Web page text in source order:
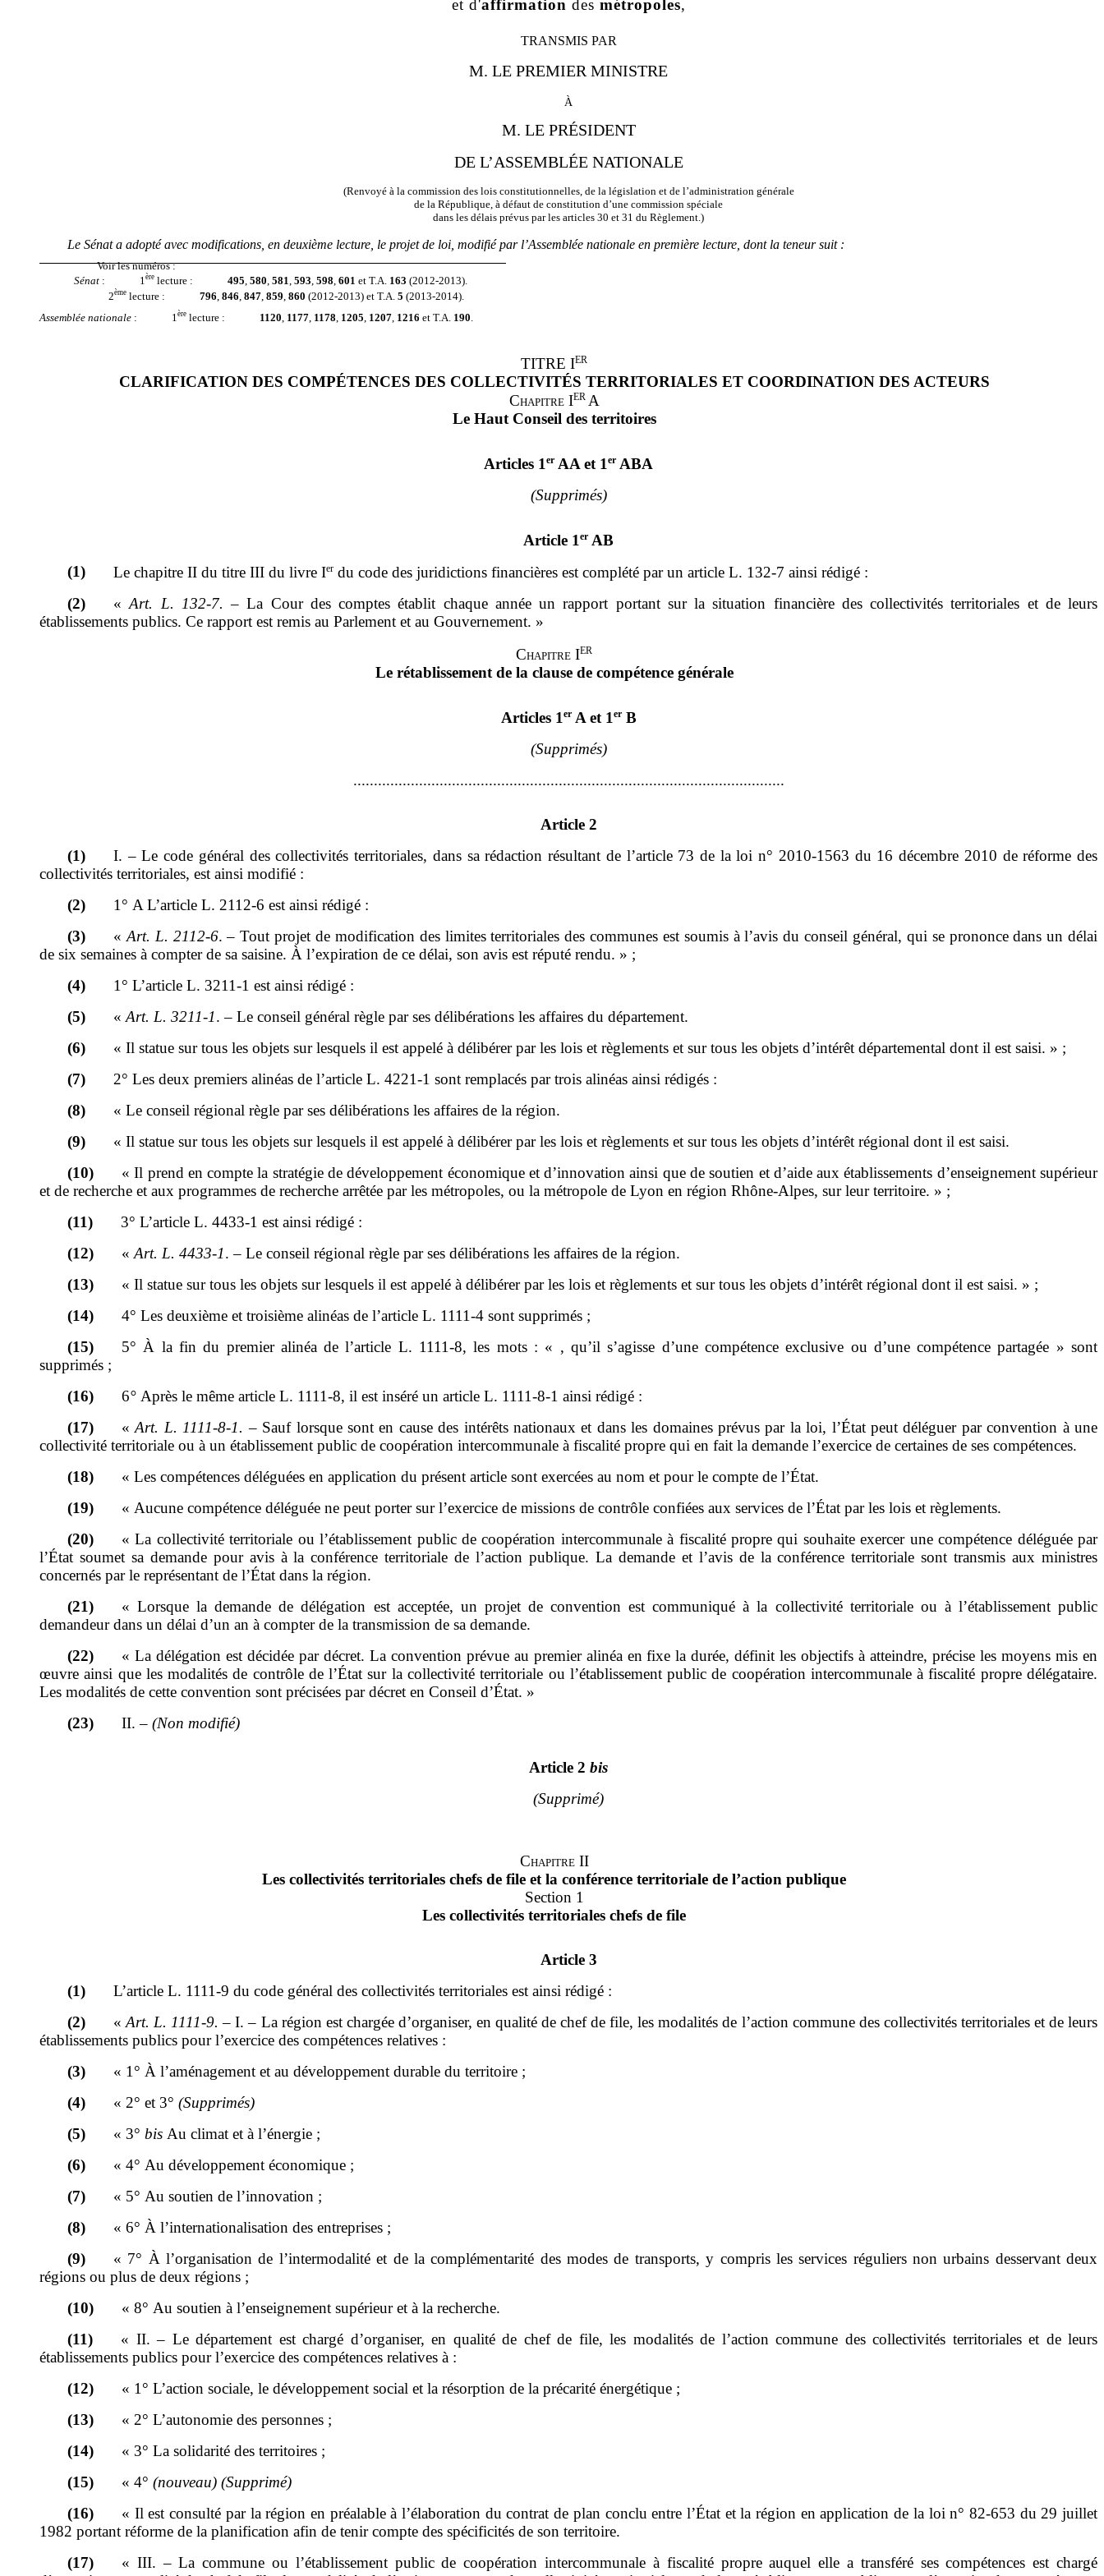
et d'affirmation des métropoles,
TRANSMIS PAR
M. LE PREMIER MINISTRE
à
M. LE PRÉSIDENT
DE L’ASSEMBLÉE NATIONALE
(Renvoyé à la commission des lois constitutionnelles, de la législation et de l’administration générale
de la République, à défaut de constitution d’une commission spéciale
dans les délais prévus par les articles 30 et 31 du Règlement.)
Le Sénat a adopté avec modifications , en deuxième lecture, le projetde loi modifiépar l’Assemblée nationale en première lecture, dont la teneur suit :
Voir les numéros :
Sénat : 1ère lecture : 495, 580, 581, 593, 598, 601 et T.A. 163 (2012-2013).
2ème lecture : 796 846 847 859 860 (2012-2013) et T.A. 5 (201 3-201 4).
Assemblée nationale : 1ère lecture : 1120, 1177, 1178, 1205, 1207, 1216 et T.A. 190.
TITRE IER
CLARIFICATION DES COMPÉTENCES DES COLLECTIVITÉS TERRITORIALES ET COORDINATION DES ACTEURS
Chapitre IER A
Le Haut Conseil des territoires
Articles 1 er AA et 1 er ABA
(Supprimés)
Article 1 er AB
(1)
Le chapitre II du titre III du livre Ier du code des juridictions financières est complété par un article L. 132-7 ainsi rédigé :
(2)
« Art. L. 132-7. – La Cour des comptes établit chaque année un rapport portant sur la situation financière des collectivités territoriales et de leurs
établissements publics. Ce rapport est remis au Parlement et au Gouvernement. »
Chapitre IER
Le rétablissement de la clause de compétence générale
Articles 1 erA et 1 erB
(Supprimés)
.........................................................................................................
Article 2
(1)
I. – Le code général des collectivités territoriales, dans sa rédaction résultant de l’article 73 de la loi n° 2010-1563 du 16 décembre 2010 de réforme des
collectivités territoriales, est ainsi modifié :
(2)
1° A L’article L. 2112-6 est ainsi rédigé :
(3)
« Art. L. 2112-6. – Tout projet de modification des limites territoriales des communes est soumis à l’avis du conseil général, qui se prononce dans un délai
de six semaines à compter de sa saisine. À l’expiration de ce délai, son avis est réputé rendu. » ;
(4)
1° L’article L. 3211-1 est ainsi rédigé :
(5)
« Art. L. 3211-1. – Le conseil général règle par ses délibérations les affaires du département.
(6)
« Il statue sur tous les objets sur lesquels il est appelé à délibérer par les lois et règlements et sur tous les objets d’intérêt départemental dont il est saisi. » ;
(7)
2° Les deux premiers alinéas de l’article L. 4221-1 sont remplacés partrois alinéas ainsi rédigés :
(8)
« Le conseil régional règle par ses délibérations les affaires de la région.
(9)
« Il statue sur tous les objets sur lesquels il est appelé à délibérer par les lois et règlements et sur tous les objets d’intérêt régional dont il est saisi.
(10)
« Il prend en compte la stratégie de développement économique et d’innovationainsi que de soutien et d’aide aux établissements d’enseignement supérieur
et de recherche et aux programmes de recherche arrêtée par les métropoles, ou la métropole de Lyon en région Rhône-Alpes, sur leur territoire. » ;
(11)
3° L’article L. 4433-1 est ainsi rédigé :
(12)
« Art. L. 4433-1. – Le conseil régional règle par ses délibérations les affaires de la région.
(13)
« Il statue sur tous les objets sur lesquels il est appelé à délibérer par les lois et règlements et sur tous les objets d’intérêt régional dont il est saisi. » ;
(14)
4° Les deuxième et troisième alinéas de l’article L. 1111-4 sont supprimés ;
(15)
5° À la fin du premier alinéa de l’article L. 1111-8, les mots : « , qu’il s’agisse d’une compétence exclusive ou d’une compétence partagée » sont
supprimés ;
(16)
6° Après le même article L. 1111-8, il est inséré un article L. 1111-8-1 ainsi rédigé :
(17)
« Art. L. 1111-8-1. – Sauf lorsque sont en cause des intérêts nationaux et dans les domaines prévus par la loi, l’État peut déléguer par convention à une
collectivité territoriale ou à un établissement public de coopération intercommunale à fiscalité propre qui en fait la demande l’exercice de certaines de ses compétences.
(18)
« Les compétences déléguées en application du présent article sont exercées au nom et pour le compte de l’État.
(19)
« Aucune compétence déléguée ne peut porter sur l’exercice de missions de contrôle confiées aux services de l’État par les lois et règlements.
(20)
« La collectivité territoriale ou l’établissement public de coopération intercommunale à fiscalité propre qui souhaite exercer une compétence déléguée par
l’État soumet sa demande pour avis à la conférence territoriale de l’action publique. La demande et l’avis de la conférence territoriale sont transmis aux ministres
concernés par le représentant de l’État dans la région.
(21)
« Lorsque la demande de délégation est acceptée, un projet de convention est communiqué à la collectivité territoriale ou à l’établissement public
demandeur dans un délai d’un an à compter de la transmission de sa demande.
(22)
« La délégation est décidée par décret. La convention prévue au premier alinéa en fixe la durée, définit les objectifs à atteindre, précise les moyens mis en
œuvre ainsi que les modalités de contrôle de l’État sur la collectivité territoriale ou l’établissement public de coopération intercommunale à fiscalité propre délégataire.
Les modalités de cette convention sont précisées par décret en Conseil d’État. »
(23)
II. – (Non modifié)
Article 2 bis
(Supprimé)
Chapitre II
Les collectivités territoriales chefs de file et la conférence territoriale de l’action publique
Section 1
Les collectivités territoriales chefs de file
Article 3
(1)
L’article L. 1111-9 du code général des collectivités territoriales est ainsi rédigé :
(2)
« Art. L. 1111-9. – I. – La région est chargée d’organiser, en qualité de chef de file, les modalités de l’action commune des collectivités territoriales et de leurs
établissements publics pour l’exercice des compétences relatives :
(3)
« 1° À l’aménagement et au développement durable du territoire ;
(4)
« 2° et 3° (Supprimés)
(5)
« 3° bis Au climat et à l’énergie ;
(6)
« 4° Au développement économique ;
(7)
« 5° Au soutien de l’innovation ;
(8)
« 6° À l’internationalisation des entreprises ;
(9)
« 7° À l’organisation de l’intermodalitéet de la complémentarité des modes de transports, y compris les services réguliers non urbains desservant deux
régions ou plus de deux régions ;
(10)
« 8° Au soutien à l’enseignement supérieur et à la recherche.
(11)
« II. – Le département est chargé d’organiser, en qualité de chef de file, les modalités de l’action commune des collectivités territoriales et de leurs
établissements publics pour l’exercice des compétences relatives à :
(12)
« 1° L’action sociale, le développement social et la résorption de la précarité énergétique ;
(13)
« 2° L’autonomie des personnes ;
(14)
« 3° La solidarité des territoires ;
(15)
« 4° (nouveau) (Supprimé)
(16)
« Il est consulté par la région en préalable à l’élaboration du contrat de plan conclu entre l’État et la région en application de la loi n° 82-653 du 29 juillet
1982 portant réforme de la planification afin de tenir compte des spécificités de son territoire.
(17)
« III. – La commune ou l’établissement public de coopération intercommunale à fiscalité propre auquel elle a transféré ses compétences est chargé